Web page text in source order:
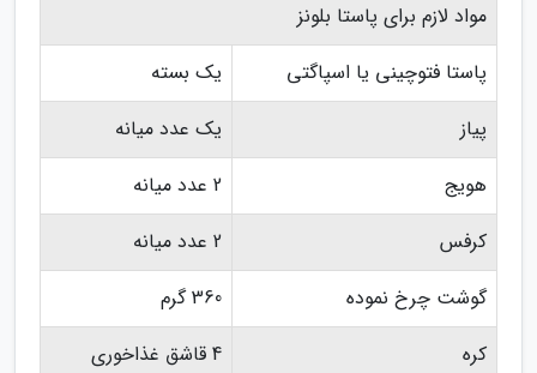
مواد لازم برای پاستا بلونز
پاستا فتوچینی یا اسپاگتی
یک بسته
پیاز
یک عدد میانه
هویج
2 عدد میانه
کرفس
2 عدد میانه
گوشت چرخ نموده
360 گرم
کره
4 قاشق غذاخوری